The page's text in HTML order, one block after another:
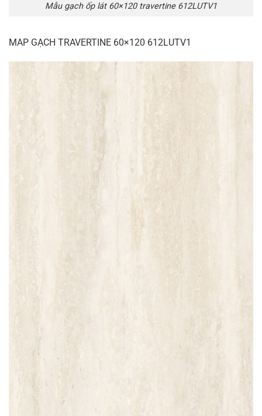
Mẫu gạch ốp lát 60×120 travertine 612LUTV1
MAP GẠCH TRAVERTINE 60×120 612LUTV1